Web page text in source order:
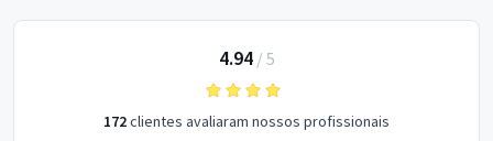
4.94/ 5
172clientes avaliaram nossos profissionais